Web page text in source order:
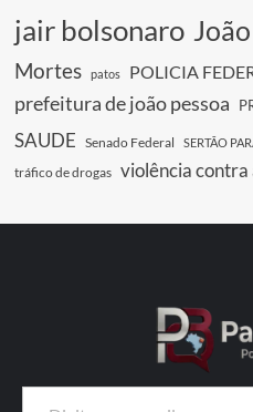
jair bolsonaro
Mortes patos POLICIA
prefeitura de joão pessoa
SAUDE Senado Federal SERTÃO
tráfico de drogas violência contra
Digite seu e-mail…